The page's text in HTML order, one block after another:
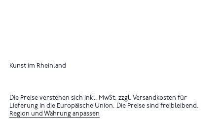
Kunst im Rheinland
Die Preise verstehen sich inkl. MwSt. zzgl. Versandkosten für
Lieferung in die Europäische Union. Die Preise sind freibleibend.
Region und Währung anpassen